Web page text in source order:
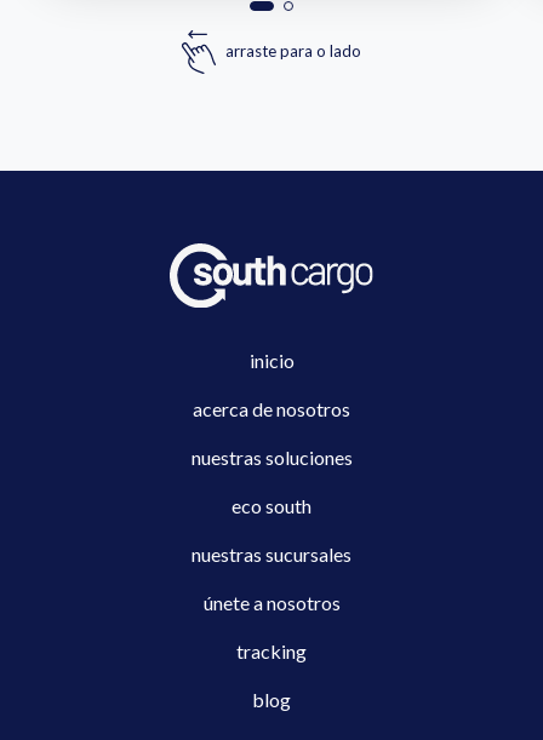
arraste para o lado
inicio
acerca de nosotros
nuestras soluciones
eco south
nuestras sucursales
únete a nosotros
tracking
blog